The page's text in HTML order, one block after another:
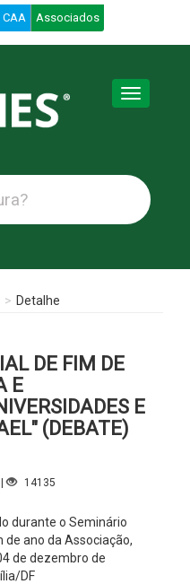
CAA Associados
Toggle
Detalhe
DE FIM DE
E
E
(DEBATE)
| 14135
durante o Seminário
de ano da Associação,
de dezembro de
DF